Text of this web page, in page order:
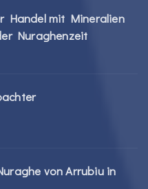
Handel mit Mineralien
Nuraghenzeit
von Arrubiu in